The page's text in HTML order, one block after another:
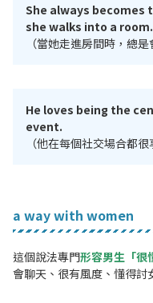
She always
she walks into a room.
（當她走進房間時，總
He loves being the
event.
（他在每個社交場合都
a way with women
這個說法專門形容男生「很
會聊天、很有風度、懂得討